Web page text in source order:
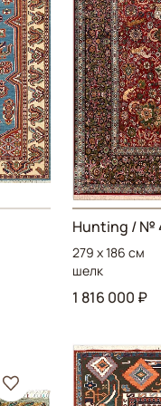
Hunting / №
279 x 186 см
шелк
1 816 000 ₽